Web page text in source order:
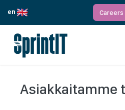
en
Asiakkaitamme